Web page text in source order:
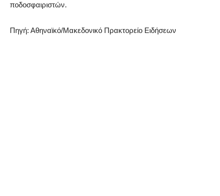
ποδοσφαιριστών.
Πηγή: Αθηναϊκό/Μακεδονικό Πρακτορείο Ειδήσεων